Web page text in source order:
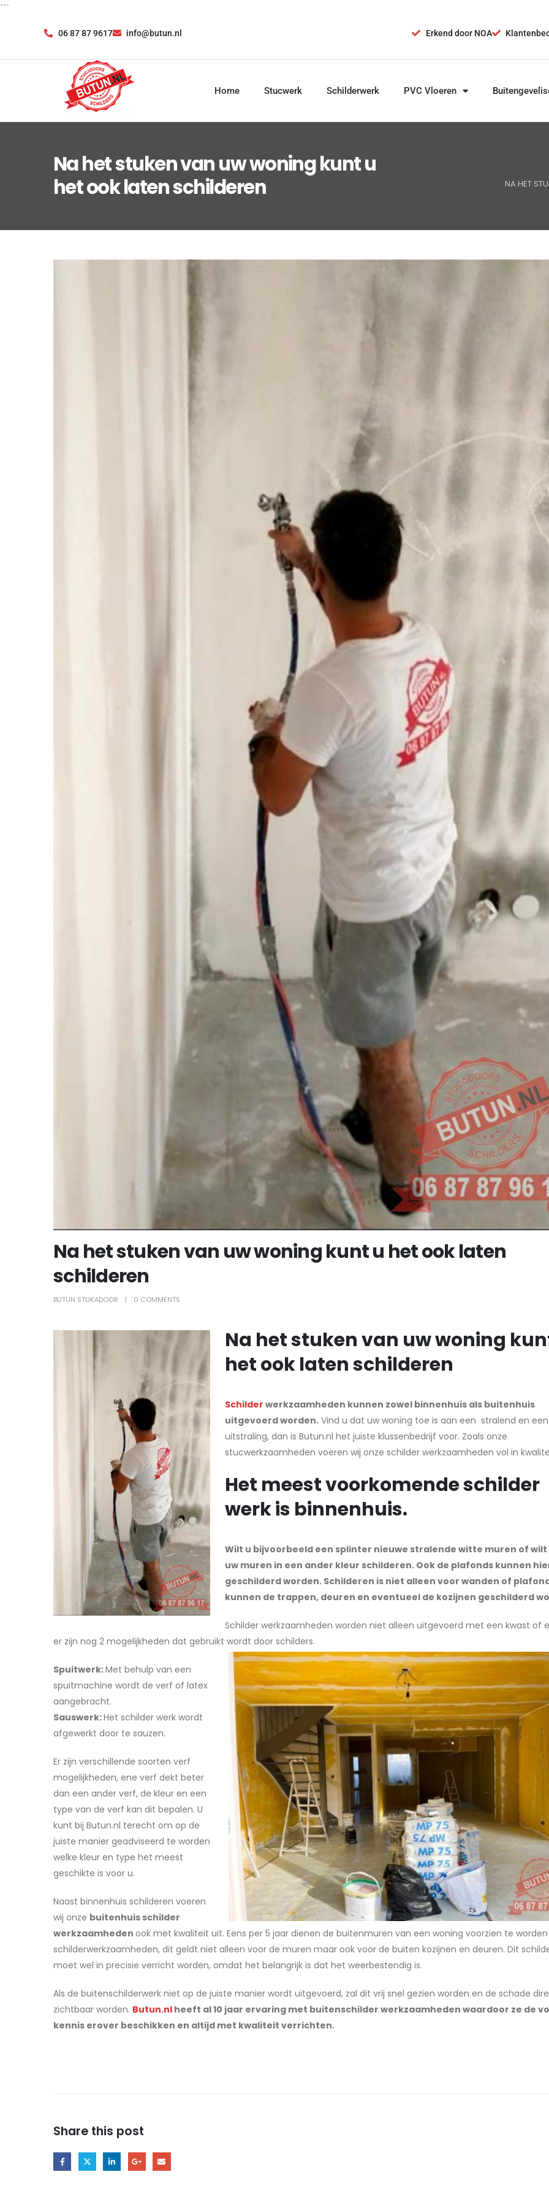
```
06 87 87 9617 info@butun.nl Erkend door NOA
Home Stucwerk Schilderwerk PVC Vloeren
Na het stuken van uw woning kunt u
het ook laten schilderen
NA HET
Na het stuken van uw woning kunt u het ook laten
schilderen
BUTUN STUKADOOR 0 COMMENTS
Na het stuken van uw woning
het ook laten schilderen
Schilder werkzaamheden kunnen zowel binnenhuis als buitenhuis
uitgevoerd worden. Vind u dat uw woning toe is aan een stralend en
uitstraling, dan is Butun.nl het juiste klussenbedrijf voor. Zoals onze
stucwerkzaamheden voeren wij onze schilder werkzaamheden vol in
Het meest voorkomende schilder
werk is binnenhuis.
Wilt u bijvoorbeeld een splinter nieuwe stralende witte muren of wilt
uw muren in een ander kleur schilderen. Ook de plafonds kunnen
geschilderd worden. Schilderen is niet alleen voor wanden of
kunnen de trappen, deuren en eventueel de kozijnen geschilderd
Schilder werkzaamheden worden niet alleen uitgevoerd met een kwast of
er zijn nog 2 mogelijkheden dat gebruikt wordt door schilders.
Spuitwerk:Met behulp van een
spuitmachine wordt de verf of latex
aangebracht.
Sauswerk:Het schilder werk wordt
afgewerkt door te sauzen.
Er zijn verschillende soorten verf
mogelijkheden, ene verf dekt beter
dan een ander verf, de kleur en een
type van de verf kan dit bepalen. U
kunt bij Butun.nl terecht om op de
juiste manier geadviseerd te worden
welke kleur en type het meest
geschikte is voor u.
Naast binnenhuis schilderen voeren
wij onze buitenhuis schilder
werkzaamheden ook met kwaliteit uit. Eens per 5 jaar dienen de buitenmuren van een woning voorzien te
schilderwerkzaamheden, dit geldt niet alleen voor de muren maar ook voor de buiten kozijnen en deuren. Dit
moet wel in precisie verricht worden, omdat het belangrijk is dat het weerbestendig is.
Als de buitenschilderwerk niet op de juiste manier wordt uitgevoerd, zal dit vrij snel gezien worden en de schade
zichtbaar worden. Butun.nl heeft al 10 jaar ervaring met buitenschilder werkzaamheden waardoor ze de
kennis erover beschikken en altijd met kwaliteit verrichten.
Share this post